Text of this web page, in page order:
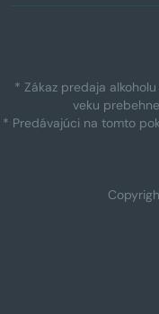
* Zákaz predaja
veku
* Predávajúci na tomto